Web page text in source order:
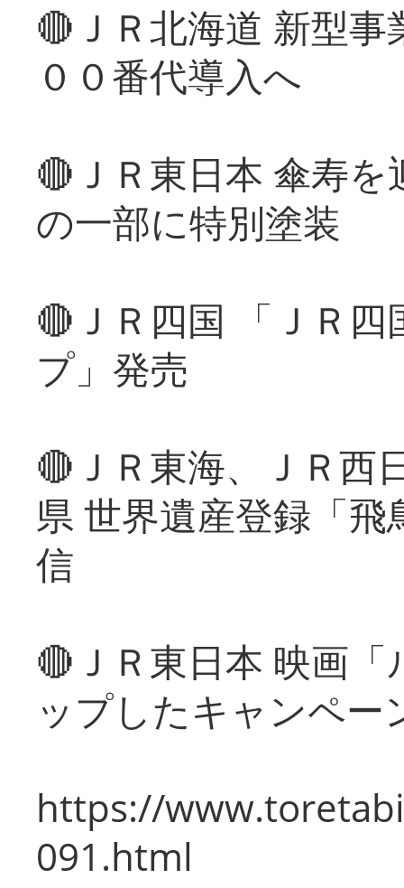
🔴ＪＲ北海道 新型
００番代導入へ
🔴ＪＲ東日本 傘寿
の一部に特別塗装
🔴ＪＲ四国 「ＪＲ
プ」発売
🔴ＪＲ東海、ＪＲ西
県 世界遺産登録「
信
🔴ＪＲ東日本 映画
ップしたキャンペー
https://
091.html